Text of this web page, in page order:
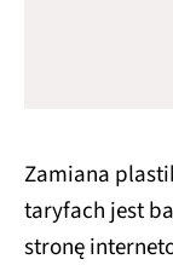
Zamiana
taryfach jest
stronę